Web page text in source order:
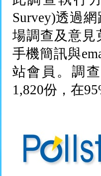
Survey)透過
場調查及意見
手機簡訊與
站會員。調
1,820份，在